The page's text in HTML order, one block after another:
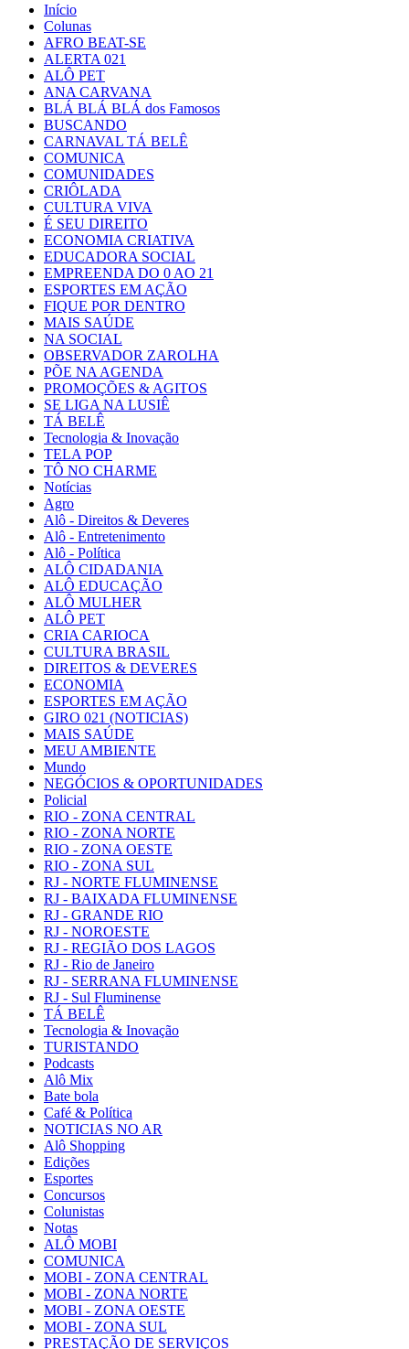
Início
Colunas
AFRO BEAT-SE
ALERTA 021
ALÔ PET
ANA CARVANA
BLÁ BLÁ BLÁ dos Famosos
BUSCANDO
CARNAVAL TÁ BELÊ
COMUNICA
COMUNIDADES
CRIÔLADA
CULTURA VIVA
É SEU DIREITO
ECONOMIA CRIATIVA
EDUCADORA SOCIAL
EMPREENDA DO 0 AO 21
ESPORTES EM AÇÃO
FIQUE POR DENTRO
MAIS SAÚDE
NA SOCIAL
OBSERVADOR ZAROLHA
PÕE NA AGENDA
PROMOÇÕES & AGITOS
SE LIGA NA LUSIÊ
TÁ BELÊ
Tecnologia & Inovação
TELA POP
TÔ NO CHARME
Notícias
Agro
Alô - Direitos & Deveres
Alô - Entretenimento
Alô - Política
ALÔ CIDADANIA
ALÔ EDUCAÇÃO
ALÔ MULHER
ALÔ PET
CRIA CARIOCA
CULTURA BRASIL
DIREITOS & DEVERES
ECONOMIA
ESPORTES EM AÇÃO
GIRO 021 (NOTICIAS)
MAIS SAÚDE
MEU AMBIENTE
Mundo
NEGÓCIOS & OPORTUNIDADES
Policial
RIO - ZONA CENTRAL
RIO - ZONA NORTE
RIO - ZONA OESTE
RIO - ZONA SUL
RJ - NORTE FLUMINENSE
RJ - BAIXADA FLUMINENSE
RJ - GRANDE RIO
RJ - NOROESTE
RJ - REGIÃO DOS LAGOS
RJ - Rio de Janeiro
RJ - SERRANA FLUMINENSE
RJ - Sul Fluminense
TÁ BELÊ
Tecnologia & Inovação
TURISTANDO
Podcasts
Alô Mix
Bate bola
Café & Política
NOTICIAS NO AR
Alô Shopping
Edições
Esportes
Concursos
Colunistas
Notas
ALÔ MOBI
COMUNICA
MOBI - ZONA CENTRAL
MOBI - ZONA NORTE
MOBI - ZONA OESTE
MOBI - ZONA SUL
PRESTAÇÃO DE SERVIÇOS